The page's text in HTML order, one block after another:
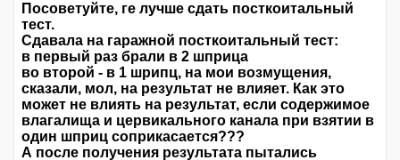
Посоветуйте, ге лучше сдать посткоитальный
тест.
Сдавала на гаражной посткоитальный тест:
в первый раз брали в 2 шприца
во второй - в 1 шрипц, на мои возмущения,
сказали, мол, на результат не влияет. Как это
может не влиять на результат, если содержимое
влагалища и цервикального канала при взятии в
один шприц соприкасается???
А после получения результата пытались